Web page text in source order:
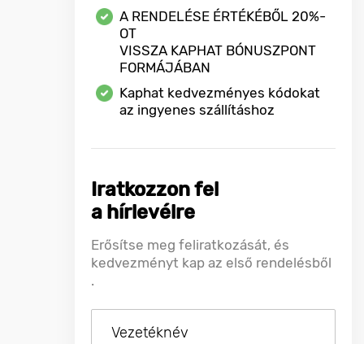
A RENDELÉSE ÉRTÉKÉBŐL 20%-
OT
VISSZA KAPHAT BÓNUSZPONT
FORMÁJÁBAN
Kaphat kedvezményes kódokat
az ingyenes szállításhoz
Iratkozzon fel
a hírlevélre
Erősítse meg feliratkozását, és
kedvezményt kap az első rendelésből
.